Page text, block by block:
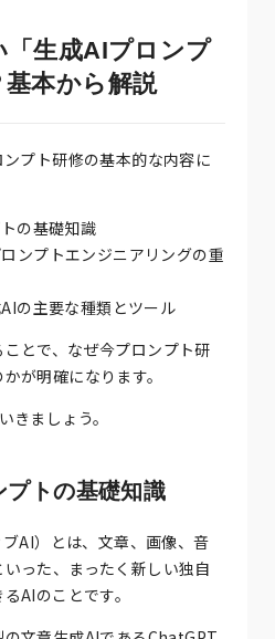
「生成AIプロンプ
基本から解説
プト研修の基本的な内容に
の基礎知識
ンプトエンジニアリングの重
の主要な種類とツール
とで、なぜ今プロンプト研
が明確になります。
きましょう。
トの基礎知識
AI）とは、文章、画像、音
った、まったく新しい独自
AIのことです。